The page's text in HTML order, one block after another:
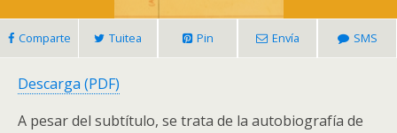
Comparte Tuitea Pin Envía SMS
Descarga (PDF)
A pesar del subtítulo, se trata de la autobiografía de